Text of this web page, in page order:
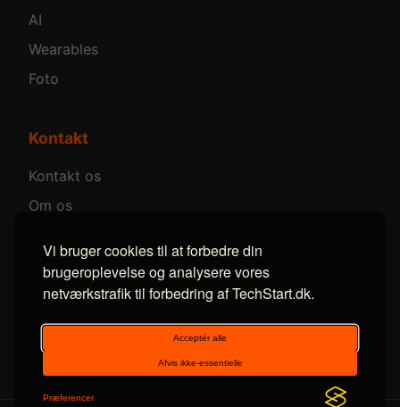
Vi bruger cookies til at forbedre din
brugeroplevelse og analysere vores
netværkstrafik til forbedring af TechStart.dk.
AI
Wearables
Foto
Kontakt
Kontakt os
Om os
Følg os
LinkedIn RSS